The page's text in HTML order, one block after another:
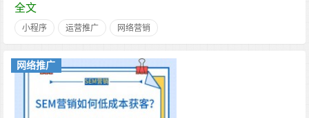
全文
小程序 运营推广 网络营销
网络推广